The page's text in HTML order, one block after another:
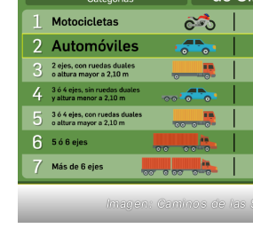
Imagen: Caminos de las